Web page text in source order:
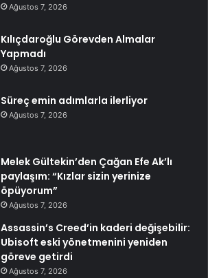
Ağustos 7, 2026
Kılıçdaroğlu Görevden Almalar
Yapmadı
Ağustos 7, 2026
Süreç emin adımlarla ilerliyor
Ağustos 7, 2026
Melek Gültekin’den Çağan Efe Ak’lı
paylaşım: “Kızlar sizin yerinize
öpüyorum”
Ağustos 7, 2026
Assassin’s Creed’in kaderi değişebilir:
Ubisoft eski yönetmenini yeniden
göreve getirdi
Ağustos 7, 2026